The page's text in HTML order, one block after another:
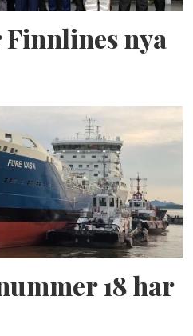
nya
18 har